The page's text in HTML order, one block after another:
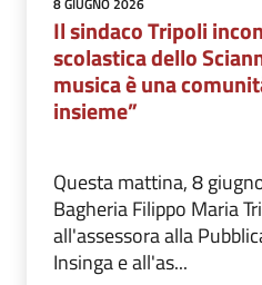
Il sindaco Tripoli
scolastica dello
musica è una
insieme”
Questa mattina, 8
Bagheria Filippo Maria
all'assessora alla
Insinga e all'as...